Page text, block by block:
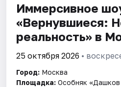
Иммерсивное
«Вернувшиеся:
реальность» в
25 октября 2026 •
Город: Москва
Площадка: Особняк «Дашков